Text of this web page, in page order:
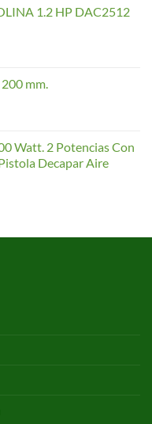
precios:1.2 HP DAC2512
mm.
Watt. 2 Potencias Con
Decapar Aire